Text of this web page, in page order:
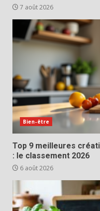
7 août 2026
Bien-être
Top 9 meilleures
: le classement 2026
6 août 2026